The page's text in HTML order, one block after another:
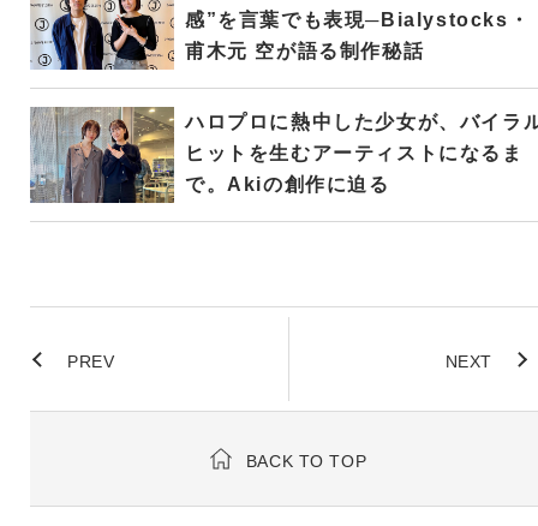
感”を言葉でも表現─Bialystocks・
甫木元 空が語る制作秘話
ハロプロに熱中した少女が、バイラ
ヒットを生むアーティストになるま
で。Akiの創作に迫る
PREV NEXT
BACK TO TOP